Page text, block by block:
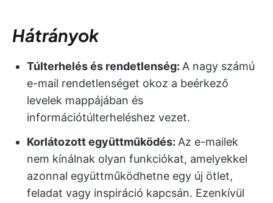
Hátrányok
Túlterhelés és rendetlenség: A nagy számú
e-mail rendetlenséget okoz a beérkező
levelek mappájában és
információtúlterheléshez vezet.
Korlátozott együttműködés: Az e-mailek
nem kínálnak olyan funkciókat, amelyekkel
azonnal együttműködhetne egy új ötlet,
feladat vagy inspiráció kapcsán. Ezenkívül